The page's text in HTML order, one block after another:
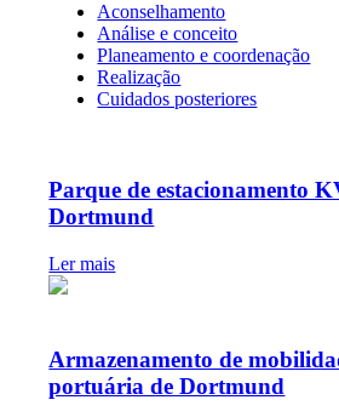
Aconselhamento
Análise e conceito
Planeamento e coordenação
Realização
Cuidados posteriores
Parque de estacionamento
Dortmund
Ler mais
Armazenamento de
portuária de Dortmund